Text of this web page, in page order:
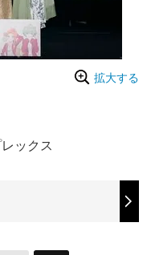
拡大する
ックス